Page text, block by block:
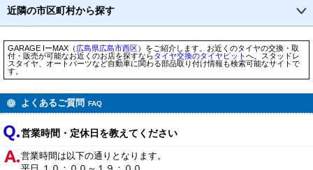
近隣の市区町村から探す
GARAGE IーMAX（広島県広島市西区 ）をご紹介します。お近くのタイヤの交換・取
付・販売が可能なお近くのお店を探すならタイヤ交換のタイヤピットへ。スタッドレ
スタイヤ、オートパーツなど自動車に関わる部品取り付け情報も検索可能なサイトで
す。
よくあるご質問 FAQ
営業時間・定休日を教えてください
営業時間は以下の通りとなります。